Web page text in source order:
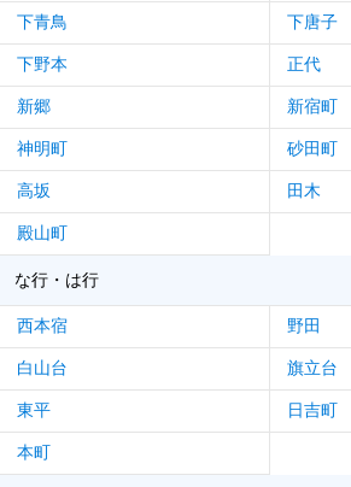
下青鳥 下唐子
下野本 正代
新郷 新宿町
神明町 砂田町
高坂 田木
殿山町
な行・は行
西本宿 野田
白山台 旗立台
東平 日吉町
本町